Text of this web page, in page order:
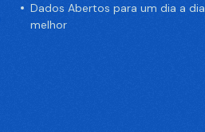
Dados Abertos para um dia a dia
melhor